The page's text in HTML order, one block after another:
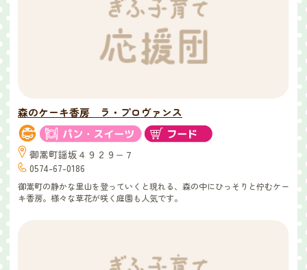
森のケーキ香房 ラ・プロヴァンス
御嵩町謡坂４９２９−７
0574-67-0186
御嵩町の静かな里山を登っていくと現れる、森の中にひっそりと佇むケー
キ香房。様々な草花が咲く庭園も人気です。